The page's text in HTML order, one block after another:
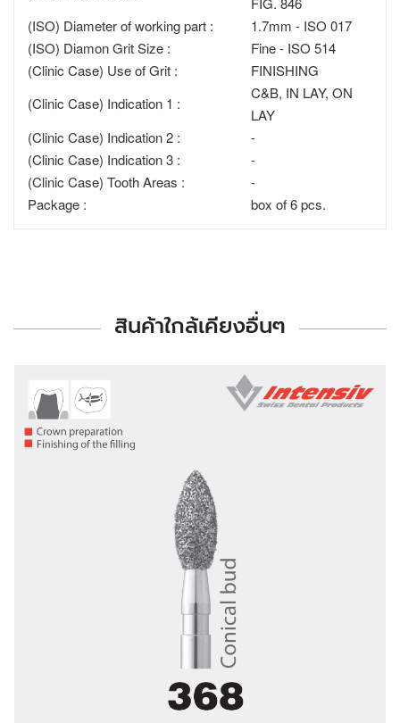
(ISO) Diameter of working part :
1.7mm - ISO 017
(ISO) Diamon Grit Size :
Fine - ISO 514
(Clinic Case) Use of Grit :
FINISHING
(Clinic Case) Indication 1 :
C&B, IN LAY, ON
LAY
(Clinic Case) Indication 2 :
-
(Clinic Case) Indication 3 :
-
(Clinic Case) Tooth Areas :
-
Package :
box of 6 pcs.
สินค้าใกล้เคียงอื่นๆ